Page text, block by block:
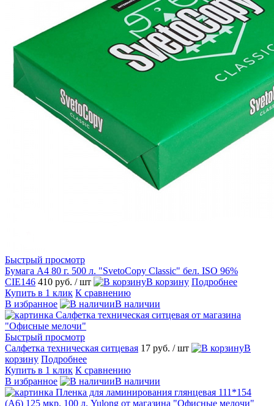
Быстрый просмотр
Бумага А4 80 г. 500 л. "SvetoCopy Classic" бел. ISO 96%
CIE146 410 руб. / шт В корзину Подробнее
Купить в 1 клик К сравнению
В избранное
В наличии
Быстрый просмотр
Салфетка техническая ситцевая 17 руб. / шт
В
корзину Подробнее
Купить в 1 клик К сравнению
В избранное
В наличии